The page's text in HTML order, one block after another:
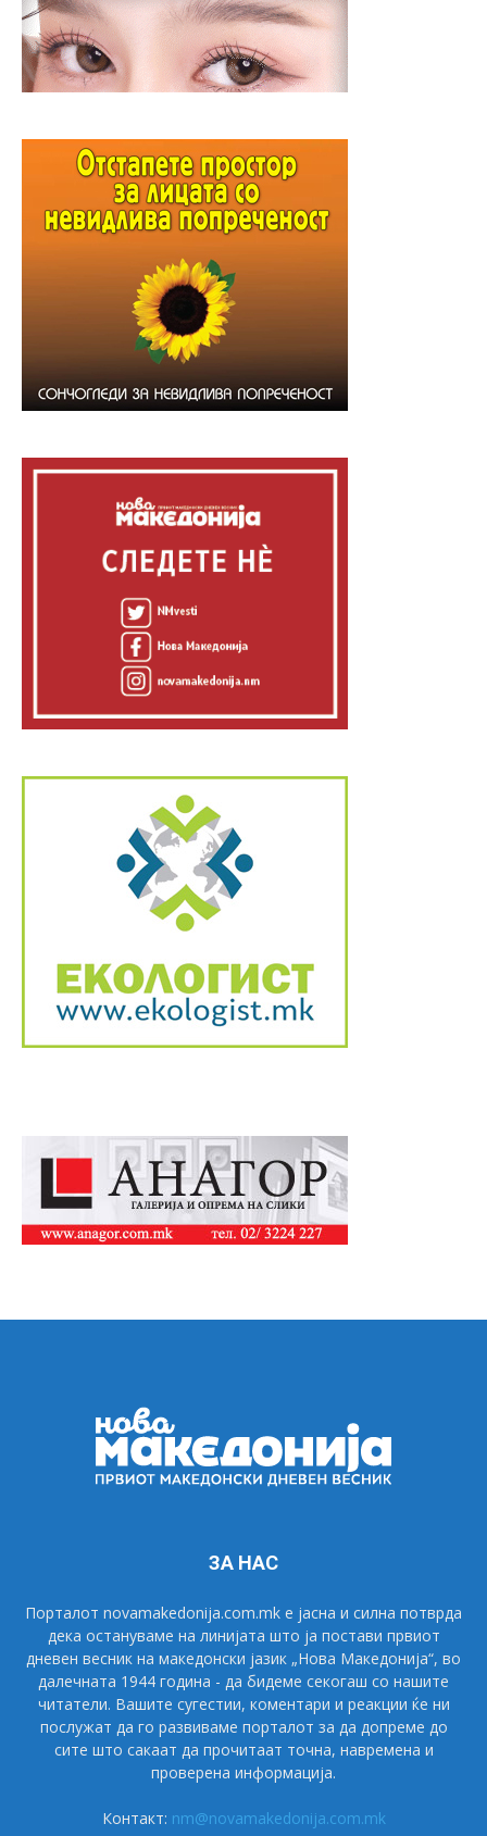
ЗА НАС
Порталот novamakedonija.com.mk е јасна и силна потврда
дека остануваме на линијата што ја постави првиот
дневен весник на македонски јазик „Нова Македонија“, во
далечната 1944 година - да бидеме секогаш со нашите
читатели. Вашите сугестии, коментари и реакции ќе ни
послужат да го развиваме порталот за да допреме до
сите што сакаат да прочитаат точна, навремена и
проверена информација.
Контакт: nm@novamakedonija.com.mk